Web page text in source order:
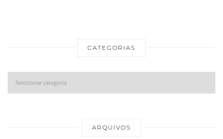
CATEGORIAS
Categorias
ARQUIVOS